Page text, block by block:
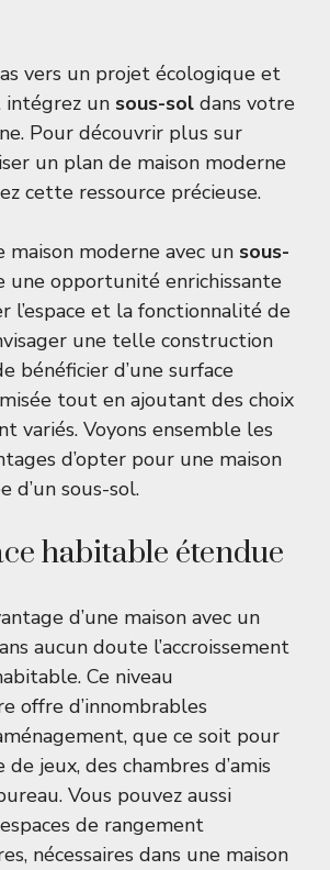
vers un projet écologique et
intégrez un sous-sol dans votre
Pour découvrir plus sur
un plan de maison moderne
cette ressource précieuse.
maison moderne avec un sous-
une opportunité enrichissante
l’espace et la fonctionnalité de
une telle construction
bénéficier d’une surface
tout en ajoutant des choix
variés. Voyons ensemble les
d’opter pour une maison
d’un sous-sol.
habitable étendue
d’une maison avec un
aucun doute l’accroissement
Ce niveau
offre d’innombrables
que ce soit pour
jeux, des chambres d’amis
Vous pouvez aussi
de rangement
nécessaires dans une maison